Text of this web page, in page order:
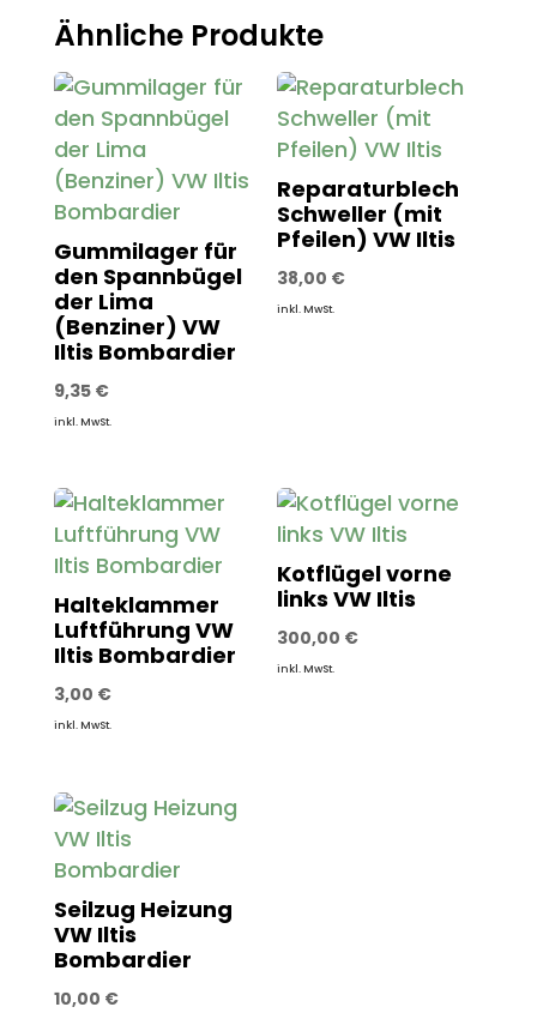
Ähnliche Produkte
Gummilager für
den Spannbügel
der Lima
(Benziner) VW
Iltis Bombardier
9,35 €
inkl. MwSt.
Reparaturblech
Schweller (mit
Pfeilen) VW Iltis
38,00 €
inkl. MwSt.
Halteklammer
Luftführung VW
Iltis Bombardier
3,00 €
inkl. MwSt.
Kotflügel vorne
links VW Iltis
300,00 €
inkl. MwSt.
Seilzug Heizung
VW Iltis
Bombardier
10,00 €